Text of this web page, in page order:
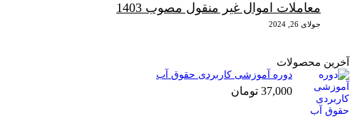
معاملات اموال غیر منقول مصوب 1403
جولای 26, 2024
آخرین محصولات
دوره آموزشی کاربردی حقوق آب
37,000 تومان